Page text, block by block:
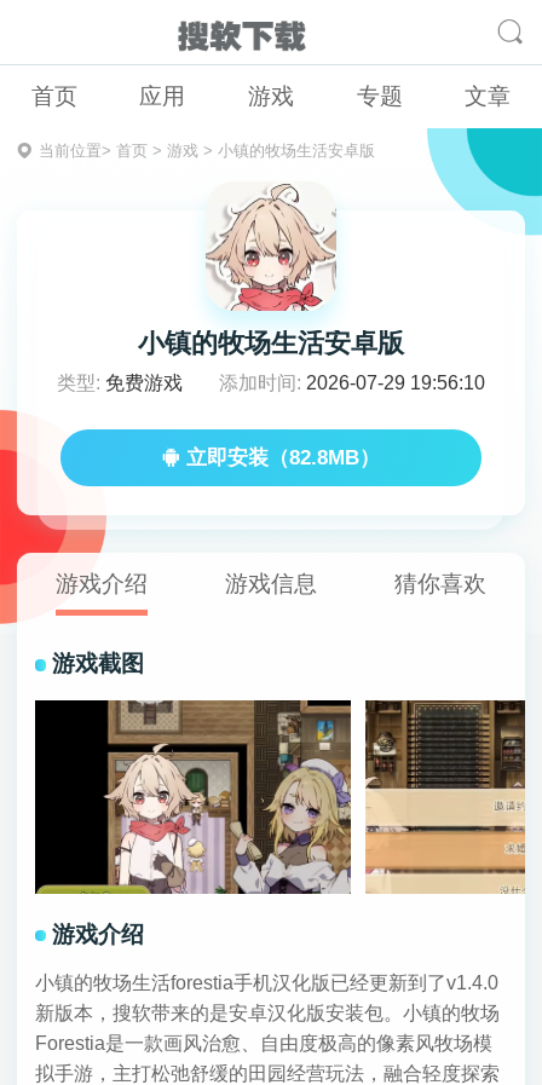
首页 应用 游戏 专题 文章
当前位置> 首页> 游戏> 小镇的牧场生活安卓版
小镇的牧场生活安卓版
类型: 免费游戏 添加时间: 2026-07-29 19:56:10
立即安装（82.8MB）
游戏介绍 游戏信息 猜你喜欢
游戏截图
游戏介绍
小镇的牧场生活forestia手机汉化版已经更新到了v1.4.0
新版本，搜软带来的是安卓汉化版安装包。小镇的牧场
Forestia是一款画风治愈、自由度极高的像素风牧场模
拟手游，主打松弛舒缓的田园经营玩法，融合轻度探索